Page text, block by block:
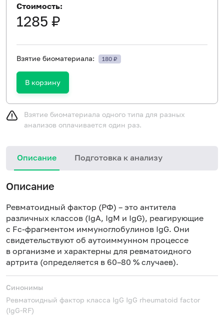
Стоимость:
1285 ₽
Взятие биоматериала: 180 ₽
В корзину
Взятие биоматериала одного типа для разных
анализов оплачивается один раз.
Описание Подготовка к анализу
Описание
Ревматоидный фактор (РФ) – это антитела
различных классов (IgA, IgM и IgG), реагирующие
с Fc-фрагментом иммуноглобулинов IgG. Они
свидетельствуют об аутоиммунном процессе
в организме и характерны для ревматоидного
артрита (определяется в 60–80 % случаев).
Синонимы
Ревматоидный фактор класса IgG IgG rheumatoid factor
(IgG-RF)